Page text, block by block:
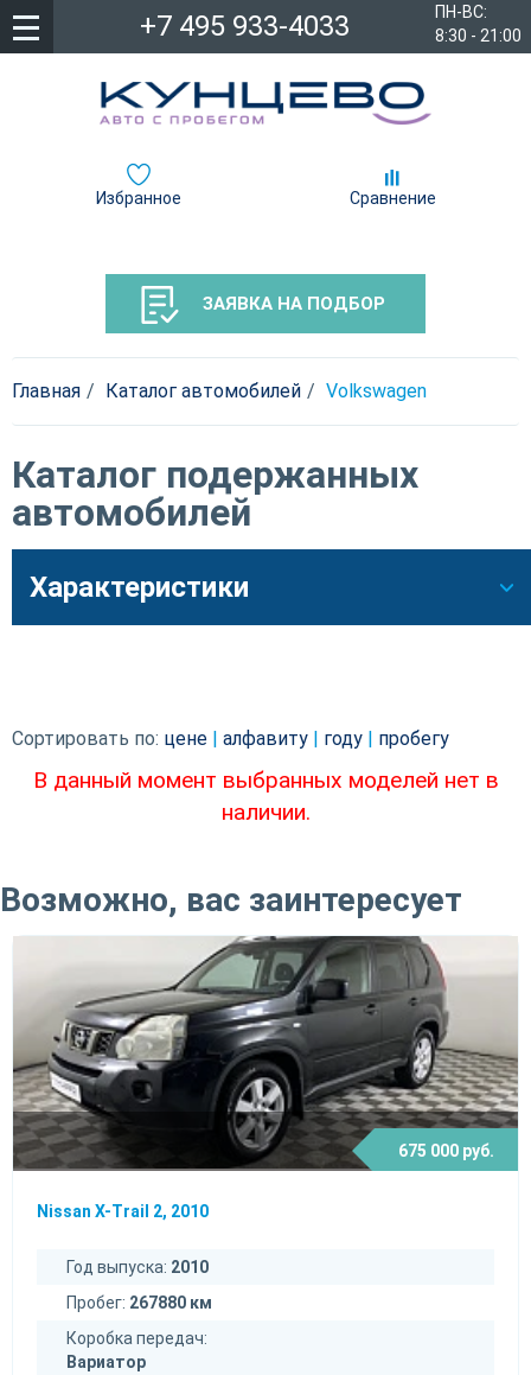
ПН-ВС:
8:30 - 21:00
+7 495 933-4033
Избранное Сравнение
ЗАЯВКА НА ПОДБОР
Главная Каталог автомобилей Volkswagen
Каталог подержанных
автомобилей
Характеристики
Сортировать по: цене алфавиту году пробегу
В данный момент выбранных моделей нет в
наличии.
Возможно, вас заинтересует
675 000 руб.
Nissan X-Trail 2, 2010
Год выпуска: 2010
Пробег: 267880 км
Коробка передач:
Вариатор